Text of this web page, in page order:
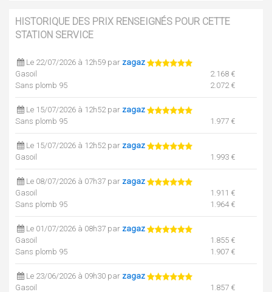
HISTORIQUE DES PRIX RENSEIGNÉS POUR CETTE
STATION SERVICE
Le 22/07/2026 à 12h59 par zagaz
Gasoil
2.168 €
Sans plomb 95
2.072 €
Le 15/07/2026 à 12h52 par zagaz
Sans plomb 95
1.977 €
Le 15/07/2026 à 12h52 par zagaz
Gasoil
1.993 €
Le 08/07/2026 à 07h37 par zagaz
Gasoil
1.911 €
Sans plomb 95
1.964 €
Le 01/07/2026 à 08h37 par zagaz
Gasoil
1.855 €
Sans plomb 95
1.907 €
Le 23/06/2026 à 09h30 par zagaz
Gasoil
1.857 €